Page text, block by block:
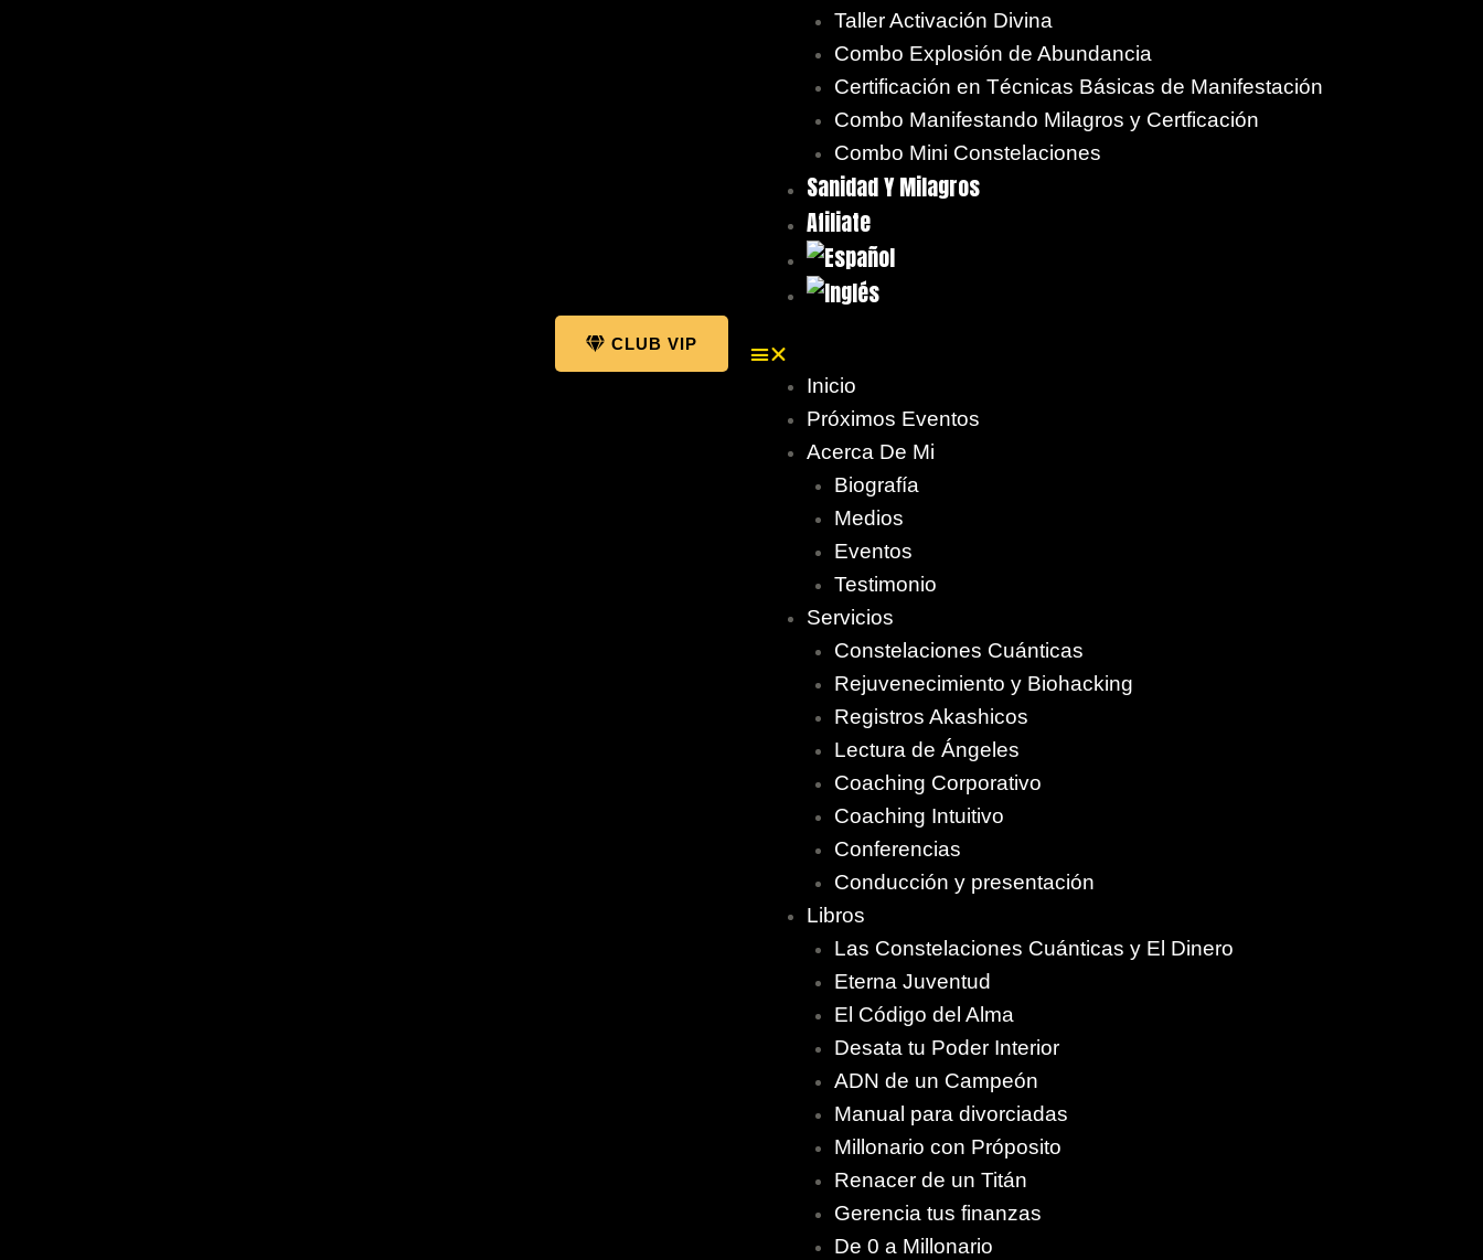
CLUB VIP
Taller Activación Divina
Combo Explosión de Abundancia
Certificación en Técnicas Básicas de Manifestación
Combo Manifestando Milagros y Certficación
Combo Mini Constelaciones
Sanidad Y Milagros
Afiliate
Inicio
Próximos Eventos
Acerca De Mi
Biografía
Medios
Eventos
Testimonio
Servicios
Constelaciones Cuánticas
Rejuvenecimiento y Biohacking
Registros Akashicos
Lectura de Ángeles
Coaching Corporativo
Coaching Intuitivo
Conferencias
Conducción y presentación
Libros
Las Constelaciones Cuánticas y El Dinero
Eterna Juventud
El Código del Alma
Desata tu Poder Interior
ADN de un Campeón
Manual para divorciadas
Millonario con Próposito
Renacer de un Titán
Gerencia tus finanzas
De 0 a Millonario